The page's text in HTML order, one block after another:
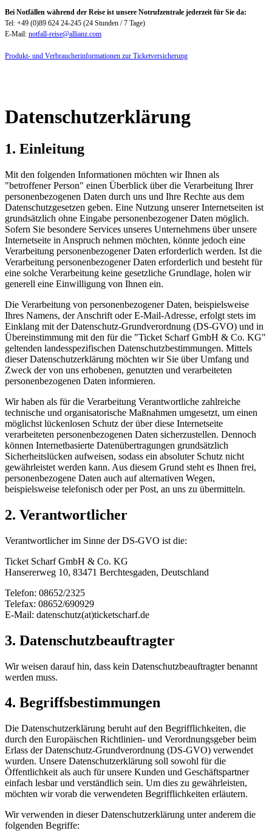
Bei Notfällen während der Reise ist unsere Notrufzentrale jederzeit für Sie da:
Tel: +49 (0)89 624 24-245 (24 Stunden / 7 Tage)
E-Mail: notfall-reise@allianz.com
Produkt- und Verbraucherinformationen zur Ticketversicherung
Datenschutzerklärung
1. Einleitung
Mit den folgenden Informationen möchten wir Ihnen als
"betroffener Person" einen Überblick über die Verarbeitung Ihrer
personenbezogenen Daten durch uns und Ihre Rechte aus dem
Datenschutzgesetzen geben. Eine Nutzung unserer Internetseiten ist
grundsätzlich ohne Eingabe personenbezogener Daten möglich.
Sofern Sie besondere Services unseres Unternehmens über unsere
Internetseite in Anspruch nehmen möchten, könnte jedoch eine
Verarbeitung personenbezogener Daten erforderlich werden. Ist die
Verarbeitung personenbezogener Daten erforderlich und besteht für
eine solche Verarbeitung keine gesetzliche Grundlage, holen wir
generell eine Einwilligung von Ihnen ein.
Die Verarbeitung von personenbezogener Daten, beispielsweise
Ihres Namens, der Anschrift oder E-Mail-Adresse, erfolgt stets im
Einklang mit der Datenschutz-Grundverordnung (DS-GVO) und in
Übereinstimmung mit den für die "Ticket Scharf GmbH & Co. KG"
geltenden landesspezifischen Datenschutzbestimmungen. Mittels
dieser Datenschutzerklärung möchten wir Sie über Umfang und
Zweck der von uns erhobenen, genutzten und verarbeiteten
personenbezogenen Daten informieren.
Wir haben als für die Verarbeitung Verantwortliche zahlreiche
technische und organisatorische Maßnahmen umgesetzt, um einen
möglichst lückenlosen Schutz der über diese Internetseite
verarbeiteten personenbezogenen Daten sicherzustellen. Dennoch
können Internetbasierte Datenübertragungen grundsätzlich
Sicherheitslücken aufweisen, sodass ein absoluter Schutz nicht
gewährleistet werden kann. Aus diesem Grund steht es Ihnen frei,
personenbezogene Daten auch auf alternativen Wegen,
beispielsweise telefonisch oder per Post, an uns zu übermitteln.
2. Verantwortlicher
Verantwortlicher im Sinne der DS-GVO ist die:
Ticket Scharf GmbH & Co. KG
Hansererweg 10, 83471 Berchtesgaden, Deutschland
Telefon: 08652/2325
Telefax: 08652/690929
E-Mail: datenschutz(at)ticketscharf.de
3. Datenschutzbeauftragter
Wir weisen darauf hin, dass kein Datenschutzbeauftragter benannt
werden muss.
4. Begriffsbestimmungen
Die Datenschutzerklärung beruht auf den Begrifflichkeiten, die
durch den Europäischen Richtlinien- und Verordnungsgeber beim
Erlass der Datenschutz-Grundverordnung (DS-GVO) verwendet
wurden. Unsere Datenschutzerklärung soll sowohl für die
Öffentlichkeit als auch für unsere Kunden und Geschäftspartner
einfach lesbar und verständlich sein. Um dies zu gewährleisten,
möchten wir vorab die verwendeten Begrifflichkeiten erläutern.
Wir verwenden in dieser Datenschutzerklärung unter anderem die
folgenden Begriffe: